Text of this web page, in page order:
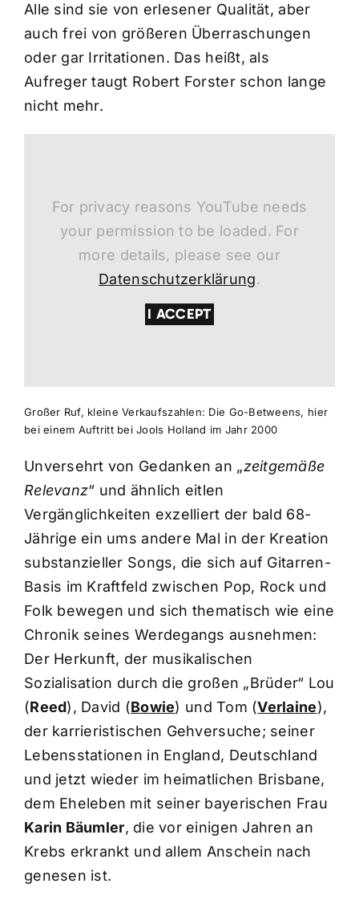
Alle sind sie von erlesener Qualität, aber
auch frei von größeren Überraschungen
oder gar Irritationen. Das heißt, als
Aufreger taugt Robert Forster schon lange
nicht mehr.
For privacy reasons YouTube needs
your permission to be loaded. For
more details, please see our
Datenschutzerklärung.
I ACCEPT
Großer Ruf, kleine Verkaufszahlen: Die Go-Betweens, hier
bei einem Auftritt bei Jools Holland im Jahr 2000
Unversehrt von Gedanken an „zeitgemäße
Relevanz“ und ähnlich eitlen
Vergänglichkeiten exzelliert der bald 68-
Jährige ein ums andere Mal in der Kreation
substanzieller Songs, die sich auf Gitarren-
Basis im Kraftfeld zwischen Pop, Rock und
Folk bewegen und sich thematisch wie eine
Chronik seines Werdegangs ausnehmen:
Der Herkunft, der musikalischen
Sozialisation durch die großen „Brüder“ Lou
(Reed), David (Bowie) und Tom (Verlaine),
der karrieristischen Gehversuche; seiner
Lebensstationen in England, Deutschland
und jetzt wieder im heimatlichen Brisbane,
dem Eheleben mit seiner bayerischen Frau
Karin Bäumler, die vor einigen Jahren an
Krebs erkrankt und allem Anschein nach
genesen ist.